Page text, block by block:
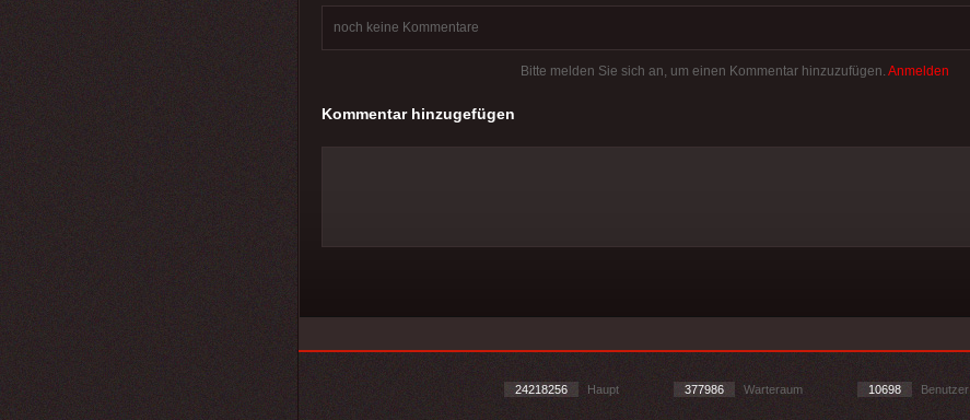
noch keine Kommentare
Bitte melden Sie sich an, um einen Kommentar hinzuzufügen. Anmelden
Kommentar hinzugefügen
24218256 Haupt 377986 Warteraum 10698 Benutzer